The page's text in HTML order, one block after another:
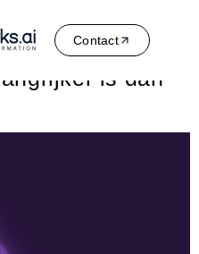
Contact
waarom
is dan